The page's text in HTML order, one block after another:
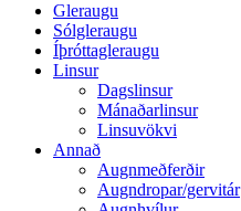
Gleraugu
Sólgleraugu
Íþróttagleraugu
Linsur
Dagslinsur
Mánaðarlinsur
Linsuvökvi
Annað
Augnmeðferðir
Augndropar/gervitár